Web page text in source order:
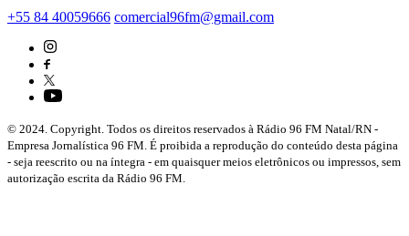
+55 84 40059666 comercial96fm@gmail.com
© 2024. Copyright. Todos os direitos reservados à Rádio 96 FM Natal/RN -
Empresa Jornalística 96 FM. É proibida a reprodução do conteúdo desta página
- seja reescrito ou na íntegra - em quaisquer meios eletrônicos ou impressos, sem
autorização escrita da Rádio 96 FM.